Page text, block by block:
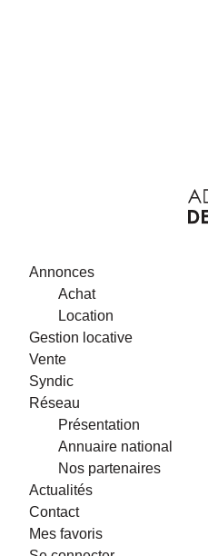
Annonces
Achat
Location
Gestion locative
Vente
Syndic
Réseau
Présentation
Annuaire national
Nos partenaires
Actualités
Contact
Mes favoris